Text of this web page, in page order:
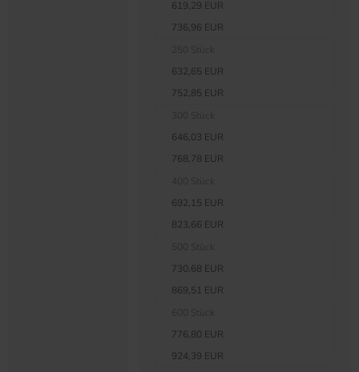
619,29 EUR
736,96 EUR
632,65 EUR
752,85 EUR
646,03 EUR
768,78 EUR
692,15 EUR
823,66 EUR
730,68 EUR
869,51 EUR
776,80 EUR
924,39 EUR